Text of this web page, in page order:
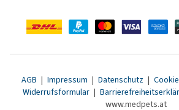
AGB | Impressum | Datenschutz |
Widerrufsformular |
www.medpets.at